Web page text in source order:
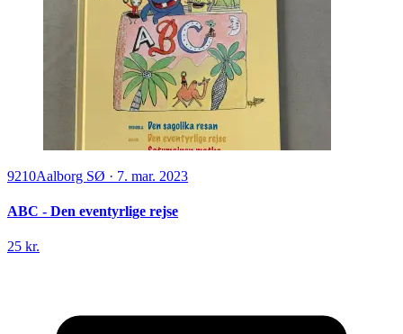
9210Aalborg SØ · 7. mar. 2023
ABC - Den eventyrlige rejse
25 kr.